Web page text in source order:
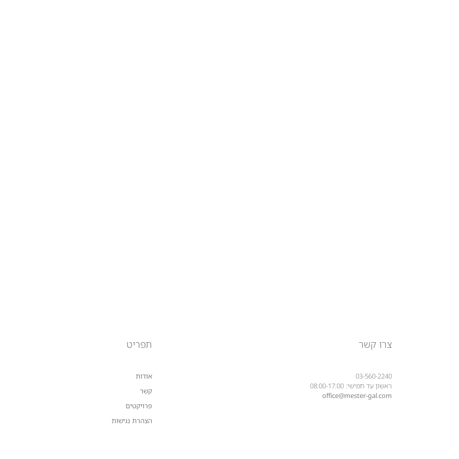
צרו קשר
03-560-2240
ראשון עד חמישי: 08:00-17:00
office@mester-gal.com
תפריט
אודות
קשר
פרויקטים
הצהרת נגישות